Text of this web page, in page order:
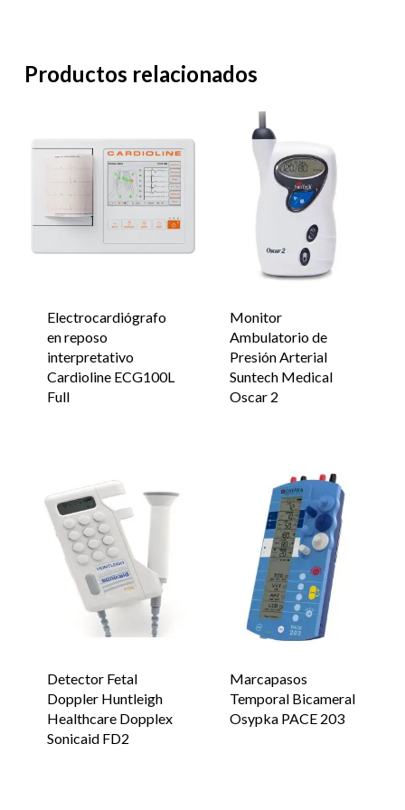
Productos relacionados
Electrocardiógrafo
en reposo
interpretativo
Cardioline ECG100L
Full
Monitor
Ambulatorio de
Presión Arterial
Suntech Medical
Oscar 2
Detector Fetal
Doppler Huntleigh
Healthcare Dopplex
Sonicaid FD2
Marcapasos
Temporal Bicameral
Osypka PACE 203